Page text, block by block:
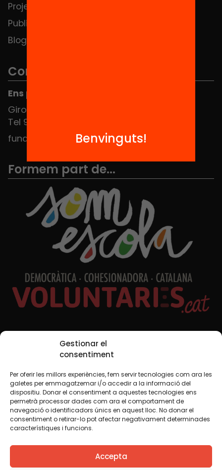
Gestionar el
consentiment
Per oferir les millors experiències, fem servir tecnologies com ara les
galetes per emmagatzemar i/o accedir a la informació del
dispositiu. Donar el consentiment a aquestes tecnologies ens
permetrà processar dades com ara el comportament de
navegació o identificadors únics en aquest lloc. No donar el
consentiment o retirar-lo pot afectar negativament determinades
característiques i funcions.
Accepta
Projectes
Publicacions i vídeos
Blog
Contacte
Ens pots trobar al Hub Social
Girona 34, interior 08010 Barcelona
Tel 934 588 700
fundacio@equitat.org
Formem part de...
Xarxes Socials
TWT YTB IG FB IN
Avís legalPolítica de cookies
Creiem que el coneixement s’ha de compartir. Per això
fem servir una llicència Creative Commons, llevat que en
algun material indiquem el contrari. Us animem a copiar,
Benvinguts!